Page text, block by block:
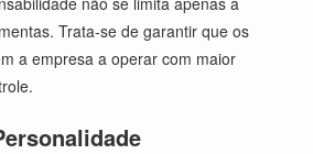
Trata-se de garantir que os
a empresa a operar com maior